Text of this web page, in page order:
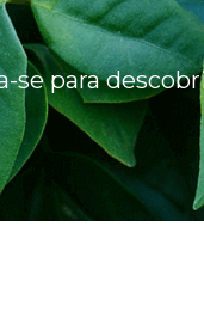
se para